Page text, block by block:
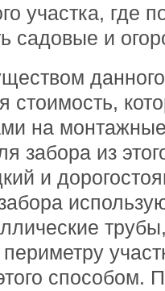
участка, где
садовые и
стоимость,
на
забора из
и
способом.